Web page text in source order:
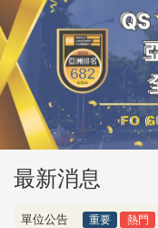
最新消息
單位公告 重要 熱門